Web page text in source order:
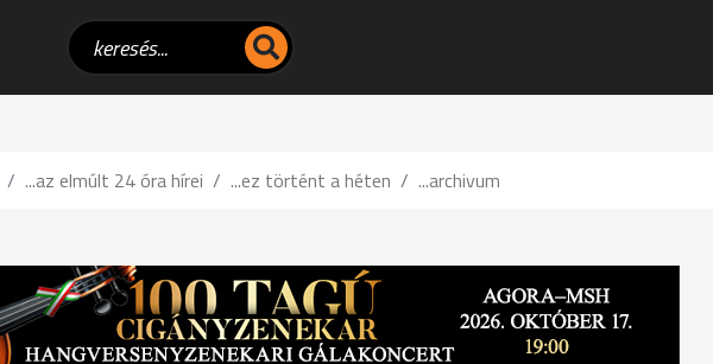
...az elmúlt 24 óra hírei ...ez történt a héten ...archivum